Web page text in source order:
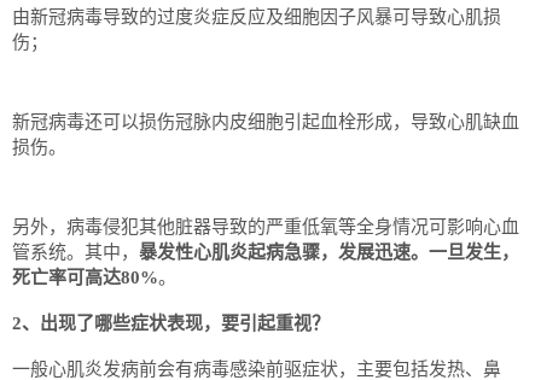
由新冠病毒导致的过度炎症反应及细胞因子风暴可导致心肌损
伤；
新冠病毒还可以损伤冠脉内皮细胞引起血栓形成，导致心肌缺血
损伤。
另外，病毒侵犯其他脏器导致的严重低氧等全身情况可影响心血
管系统。其中， 暴发性心肌炎起病急骤，发展迅速。 一旦发生，
死亡率可高达80%。
2、出现了哪些症状表现，要引起重视？
一般心肌炎发病前会有病毒感染前驱症状，主要包括发热、鼻